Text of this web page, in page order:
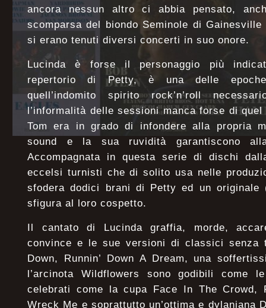
ancora nessun altro ci abbia pensato,
scomparsa del biondo Seminole di
si erano tenuti diversi concerti in suo onore.
Lucinda è forse il personaggio più
repertorio di Petty, è una delle
quell’indomito spirito rock’n’roll
l’informalità delle sessioni manca forse di
Tom era in grado di infondere alla propria
sound e la sua ruvidità garantiscono
Accompagnata in questa serie di dischi
eccelsi turnisti che di solito usa nelle
sfodera dodici brani di Petty ed un originale
sfigura al loro cospetto.
Il cantato di Lucinda graffia, morde,
convince e le sue versioni di classici senza
Down, Runnin’ Down A Dream, una
l’arcinota Wildflowers sono godibili come
celebrati come la cupa Face In The Crowd,
Wreck Me e soprattutto un’ottima e dylaniana